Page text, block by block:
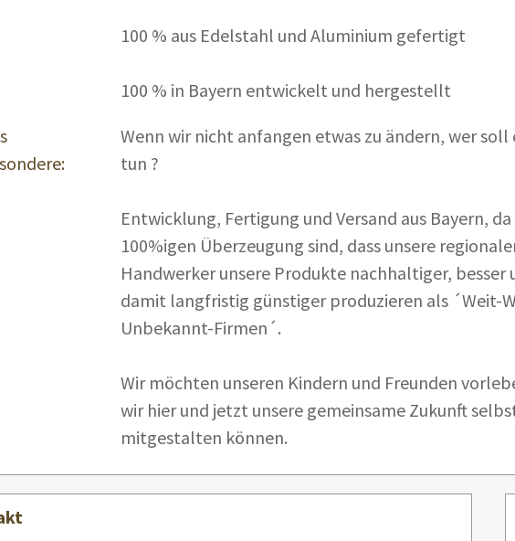
100 % aus Edelstahl und Aluminium gefertigt
100 % in Bayern entwickelt und hergestellt
Wenn wir nicht anfangen etwas zu ändern, wer soll
tun ?
Entwicklung, Fertigung und Versand aus Bayern,
100%igen Überzeugung sind, dass unsere
Handwerker unsere Produkte nachhaltiger, besser
damit langfristig günstiger produzieren als ´Weit-
Unbekannt-Firmen´.
Wir möchten unseren Kindern und Freunden
wir hier und jetzt unsere gemeinsame Zukunft
mitgestalten können.